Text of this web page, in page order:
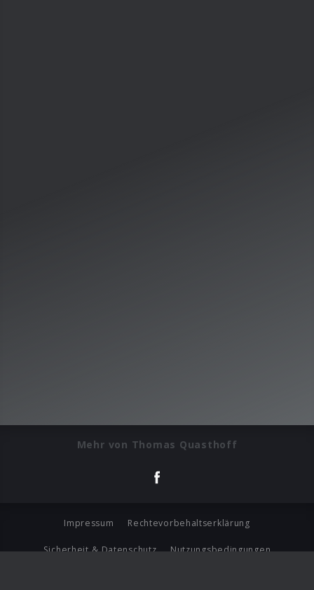
Mehr von Thomas Quasthoff
Impressum Rechtevorbehaltserklärung
Sicherheit & Datenschutz Nutzungsbedingungen